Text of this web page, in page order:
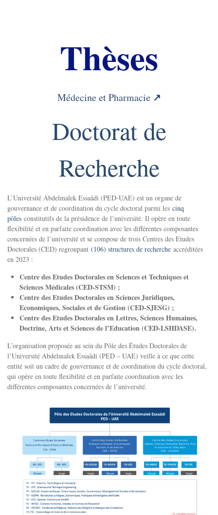
Thèses
Médecine et Pharmacie ↗
Doctorat de
Recherche
L’Université Abdelmalek Essaâdi (PED-UAE) est un organe de
gouvernance et de coordination du cycle doctoral parmi les cinq
pôles constitutifs de la présidence de l’université. Il opère en toute
flexibilité et en parfaite coordination avec les différentes composantes
concernées de l’université et se compose de trois Centres des Etudes
Doctorales (CED) regroupant (106) structures de recherche accréditées
en 2023 :
Centre des Etudes Doctorales en Sciences et Techniques et
Sciences Médicales (CED-STSM) ;
Centre des Etudes Doctorales en Sciences Juridiques,
Economiques, Sociales et de Gestion (CED-SJESG) ;
Centre des Etudes Doctorales en Lettres, Sciences Humaines,
Doctrine, Arts et Sciences de l’Education (CED-LSHDASE).
L’organisation proposée au sein du Pôle des Études Doctorales de
l’Université Abdelmalek Essaâdi (PED – UAE) veille à ce que cette
entité soit un cadre de gouvernance et de coordination du cycle doctoral,
qui opère en toute flexibilité et en parfaite coordination avec les
différentes composantes concernées de l’université.